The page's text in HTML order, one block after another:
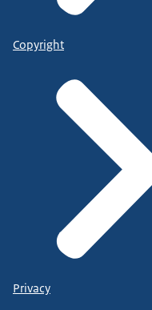
Copyright
Privacy